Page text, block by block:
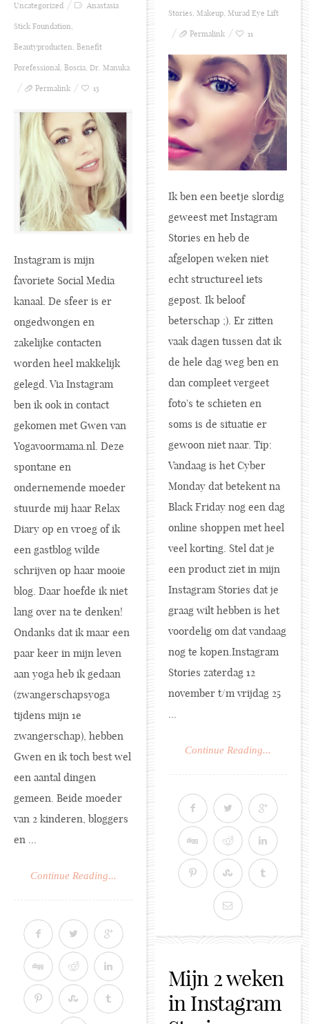
Uncategorized Anastasia
Stick Foundation,
Beautyproducten, Benefit
Porefessional, Boscia, Dr. Manuka
Permalink 15
Instagram is mijn
favoriete Social Media
kanaal. De sfeer is er
ongedwongen en
zakelijke contacten
worden heel makkelijk
gelegd. Via Instagram
ben ik ook in contact
gekomen met Gwen van
Yogavoormama.nl . Deze
spontane en
ondernemende moeder
stuurde mij haar Relax
Diary op en vroeg of ik
een gastblog wilde
schrijven op haar mooie
blog. Daar hoefde ik niet
lang over na te denken!
Ondanks dat ik maar een
paar keer in mijn leven
aan yoga heb ik gedaan
(zwangerschapsyoga
tijdens mijn 1e
zwangerschap), hebben
Gwen en ik toch best wel
een aantal dingen
gemeen. Beide moeder
van 2 kinderen, bloggers
en ...
Continue Reading...
Stories, Makeup, Murad Eye Lift
Permalink 11
Ik ben een beetje slordig
geweest met Instagram
Stories en heb de
afgelopen weken niet
echt structureel iets
gepost. Ik beloof
beterschap ;). Er zitten
vaak dagen tussen dat ik
de hele dag weg ben en
dan compleet vergeet
foto's te schieten en
soms is de situatie er
gewoon niet naar. Tip:
Vandaag is het Cyber
Monday dat betekent na
Black Friday nog een dag
online shoppen met heel
veel korting. Stel dat je
een product ziet in mijn
Instagram Stories dat je
graag wilt hebben is het
voordelig om dat vandaag
nog te kopen.Instagram
Stories zaterdag 12
november t/m vrijdag 25
Continue Reading...
Mijn 2 weken
in Instagram